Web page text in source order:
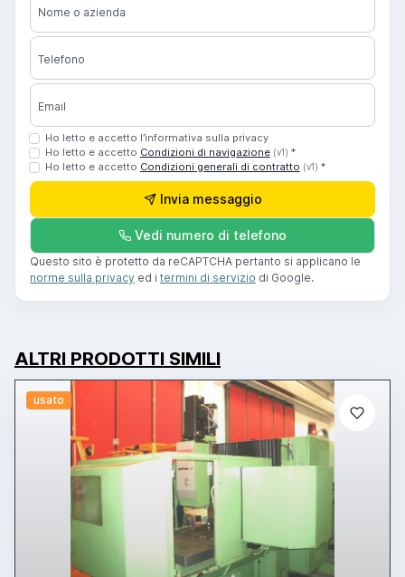
Nome o azienda
Telefono
Email
Ho letto e accetto l’informativa sulla privacy
Ho letto e accetto Condizioni di navigazione (v1) *
Ho letto e accetto Condizioni generali di contratto (v1) *
Invia messaggio
Vedi numero di telefono
Questo sito è protetto da reCAPTCHA pertanto si applicano le
norme sulla privacy ed i termini di servizio di Google.
ALTRI PRODOTTI SIMILI
usato